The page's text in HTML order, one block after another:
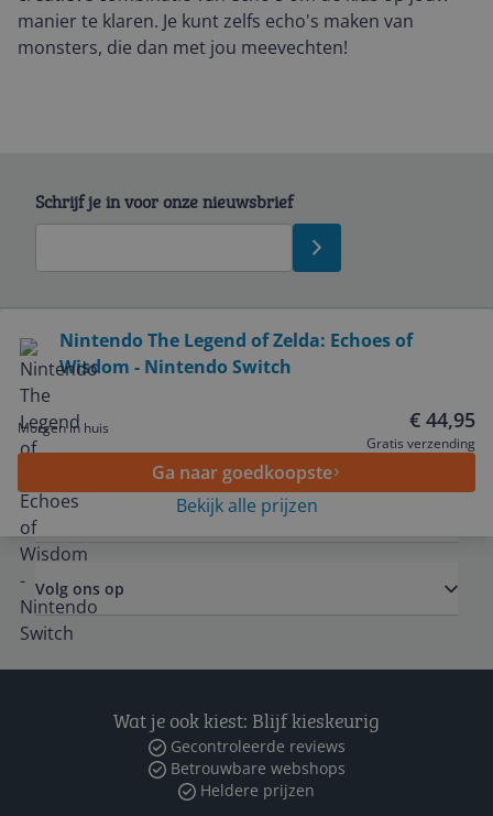
manier te klaren. Je kunt zelfs echo's maken van
monsters, die dan met jou meevechten!
Nintendo The Legend of Zelda: Echoes of
Wisdom - Nintendo Switch
Morgen in huis € 44,95
Gratis verzending
Ga naar goedkoopste
Bekijk alle prijzen
Schrijf je in voor onze nieuwsbrief
Service
Algemeen
Zakelijk
Volg ons op
Wat je ook kiest: Blijf kieskeurig
Gecontroleerde reviews
Betrouwbare webshops
Heldere prijzen